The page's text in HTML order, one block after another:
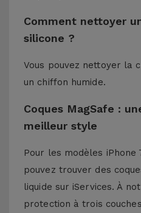
Comment nettoyer
silicone ?
Vous pouvez nettoyer la
un chiffon humide.
Coques MagSafe :
meilleur style
Pour les modèles iPhone
pouvez trouver des
liquide sur iServices. À
protection à trois